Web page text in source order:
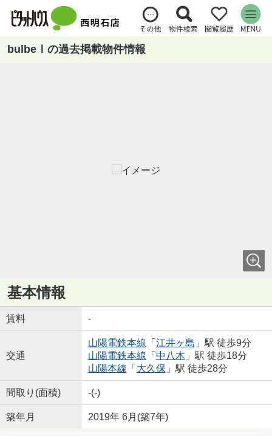
bulbeⅠの過去掲載物件情報
基本情報
賃料 -
交通
山陽電鉄本線 「 江井ヶ島 」駅 徒歩9分
山陽電鉄本線 「 中八木 」駅 徒歩18分
山陽本線 「 大久保 」駅 徒歩28分
間取り(面積) -(-)
築年月 2019年 6月(築7年)